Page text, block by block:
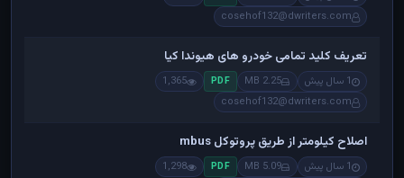
cosehof132@dwriters.com
تعریف کلید تمامی خودرو های هیوندا کیا
1 سال پیش 2.25 MB
PDF
1,365
cosehof132@dwriters.com
اصلاح کیلومتر از طریق پروتوکل mbus
1 سال پیش 5.09 MB
PDF
1,298